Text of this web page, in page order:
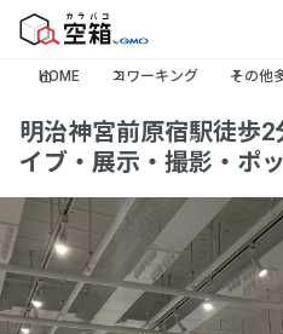
HOME コワーキング その他
明治神宮前原宿駅徒歩
イブ・展示・撮影・ポ